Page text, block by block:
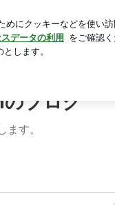
新規登録
ブログ
す。